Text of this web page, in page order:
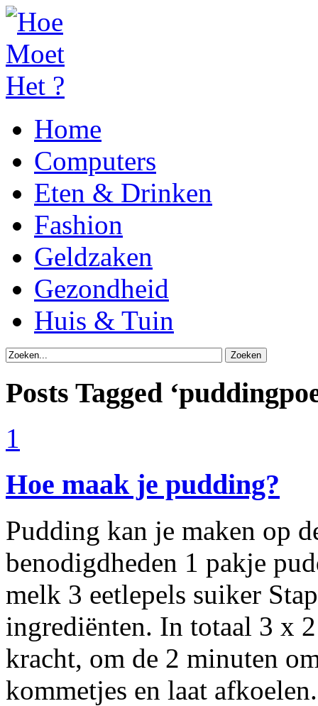
Home
Computers
Eten & Drinken
Fashion
Geldzaken
Gezondheid
Huis & Tuin
Posts Tagged
1
Hoe maak je pudding?
Pudding kan je maken op
benodigdheden 1 pakje
melk 3 eetlepels suiker
ingrediënten. In totaal 3 x
kracht, om de 2 minuten
kommetjes en laat